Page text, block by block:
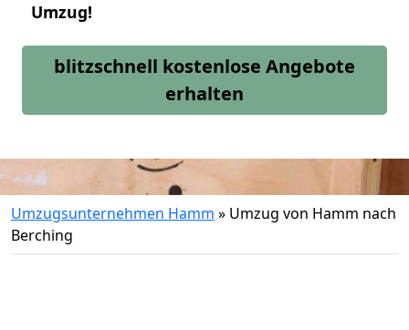
Umzug!
blitzschnell kostenlose Angebote
erhalten
Umzugsunternehmen Hamm » Umzug von Hamm nach
Berching